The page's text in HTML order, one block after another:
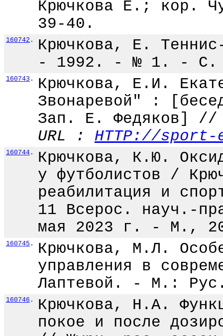
Крючкова Е.; кор.
39-40.
160742 .
Крючкова, Е.
- 1992. - № 1. - С.
160743 .
Крючкова, Е.И.
Звонаревой" :
Зап. Е. Федяков]
URL : HTTP://sport-
160744 .
Крючкова, К.Ю.
у футболистов /
реабилитация и
11 Всерос. науч.-
мая 2023 г. - М.,
160745 .
Крючкова, М.Л.
управления в
Лаптевой. - М.:
160746 .
Крючкова, Н.А.
покое и после